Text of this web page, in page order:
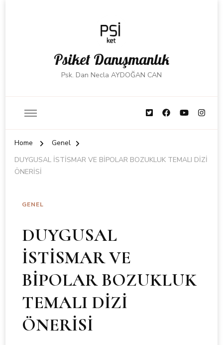
Psiket Danışmanlık
Psk. Dan Necla AYDOĞAN CAN
Home
Genel
DUYGUSAL İSTİSMAR VE BİPOLAR BOZUKLUK TEMALI DİZİ
ÖNERİSİ
GENEL
DUYGUSAL
İSTİSMAR VE
BİPOLAR BOZUKLUK
TEMALI DİZİ
ÖNERİSİ